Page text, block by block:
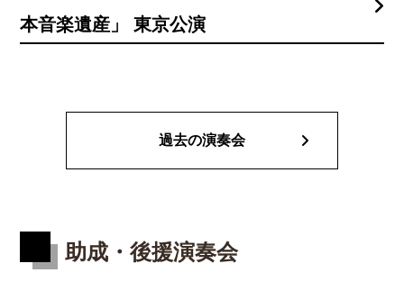
本音楽遺産」 東京公演
過去の演奏会
助成・後援演奏会